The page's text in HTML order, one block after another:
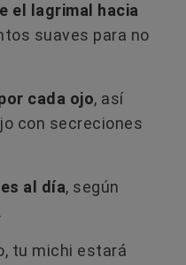
el lagrimal hacia
suaves para no
cada ojo, así
con secreciones
al día, según
tu michi estará